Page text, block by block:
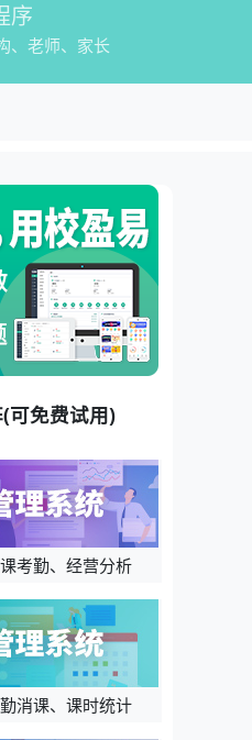
序
、老师、家长
有哪些教务管理
可免费试用)
考勤、经营分析
消课、课时统计